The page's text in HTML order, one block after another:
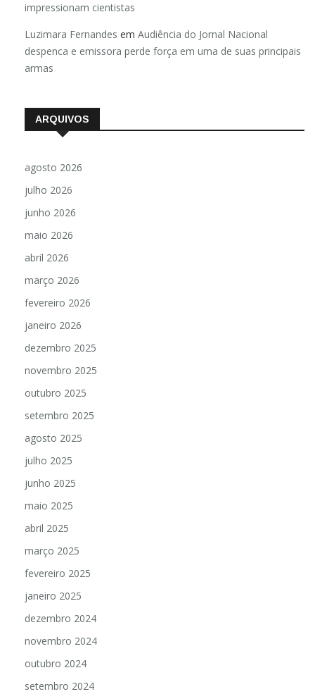
impressionam cientistas
Luzimara Fernandes em Audiência do Jornal Nacional
despenca e emissora perde força em uma de suas principais
armas
ARQUIVOS
agosto 2026
julho 2026
junho 2026
maio 2026
abril 2026
março 2026
fevereiro 2026
janeiro 2026
dezembro 2025
novembro 2025
outubro 2025
setembro 2025
agosto 2025
julho 2025
junho 2025
maio 2025
abril 2025
março 2025
fevereiro 2025
janeiro 2025
dezembro 2024
novembro 2024
outubro 2024
setembro 2024